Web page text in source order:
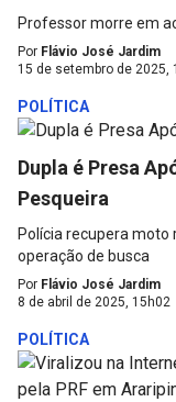
Professor morre em
Por Flávio José Jardim
15 de setembro de 2025,
POLÍTICA
Dupla é Presa
Pesqueira
Polícia recupera
operação de busca
Por Flávio José Jardim
8 de abril de 2025, 15h02
POLÍTICA